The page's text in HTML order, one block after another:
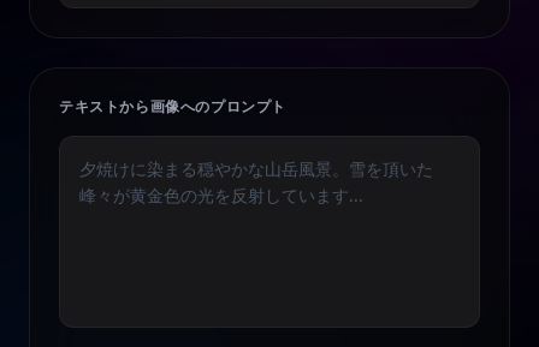
テキストから画像へのプロンプト